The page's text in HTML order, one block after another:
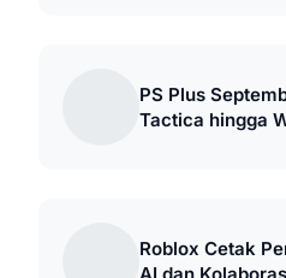
PS Plus
Tactica hingga
Roblox Cetak